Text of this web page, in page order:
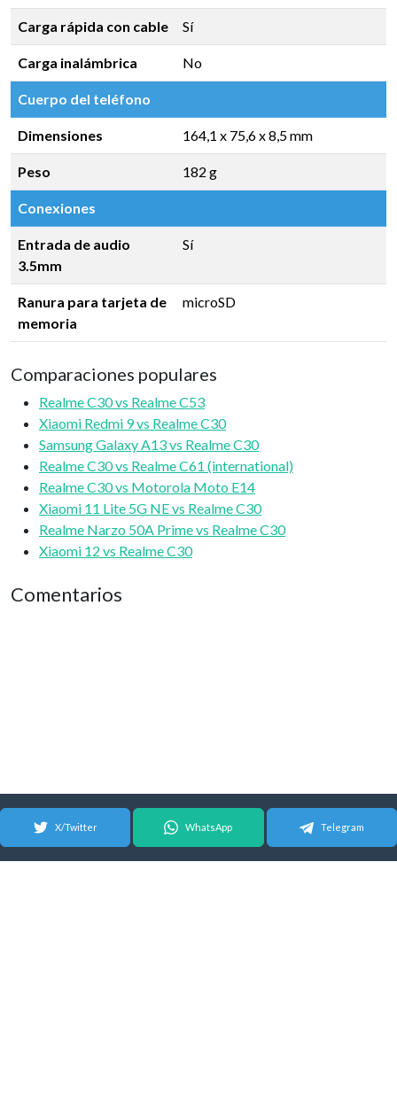
Carga rápida con cable Sí
Carga inalámbrica No
Cuerpo del teléfono
Dimensiones 164,1 x 75,6 x 8,5 mm
Peso 182 g
Conexiones
Entrada de audio
3.5mm
Sí
Ranura para tarjeta de
memoria
microSD
Comparaciones populares
Realme C30 vs Realme C53
Xiaomi Redmi 9 vs Realme C30
Samsung Galaxy A13 vs Realme C30
Realme C30 vs Realme C61 (international)
Realme C30 vs Motorola Moto E14
Xiaomi 11 Lite 5G NE vs Realme C30
Realme Narzo 50A Prime vs Realme C30
Xiaomi 12 vs Realme C30
Comentarios
X/Twitter WhatsApp Telegram